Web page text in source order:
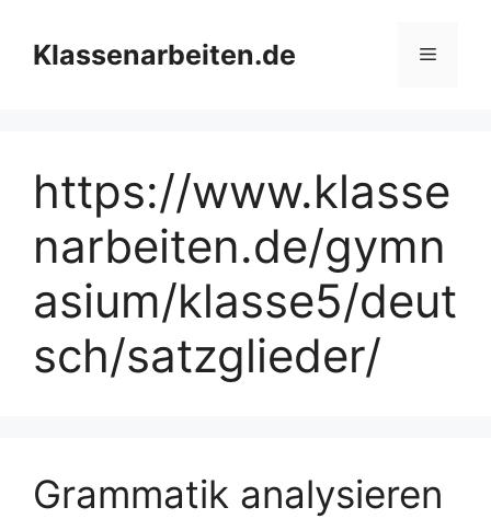
Inhalt
springenKlassenarbeiten.de Menü
https://www.klasse
narbeiten.de/gymn
asium/klasse5/deut
sch/satzglieder/
Grammatik analysieren